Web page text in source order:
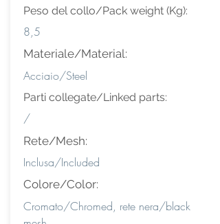
Peso del collo/Pack weight (Kg):
8,5
Materiale/Material:
Acciaio/Steel
Parti collegate/Linked parts:
/
Rete/Mesh:
Inclusa/Included
Colore/Color:
Cromato/Chromed, rete nera/black